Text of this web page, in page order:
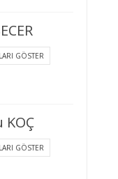
GÖSTER
KOÇ
GÖSTER